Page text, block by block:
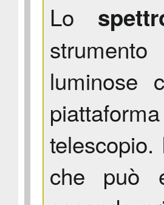
Lo
luminose
che può